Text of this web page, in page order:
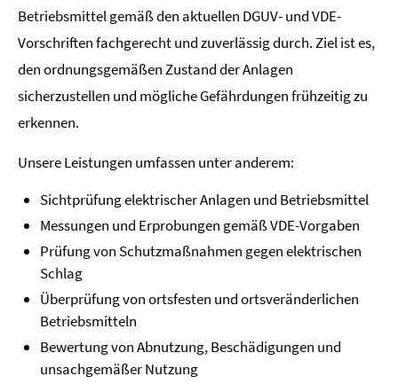
Betriebsmittel gemäß den aktuellen DGUV- und VDE-
Vorschriften fachgerecht und zuverlässig durch. Ziel ist es,
den ordnungsgemäßen Zustand der Anlagen
sicherzustellen und mögliche Gefährdungen frühzeitig zu
erkennen.
Unsere Leistungen umfassen unter anderem:
Sichtprüfung elektrischer Anlagen und Betriebsmittel
Messungen und Erprobungen gemäß VDE-Vorgaben
Prüfung von Schutzmaßnahmen gegen elektrischen
Schlag
Überprüfung von ortsfesten und ortsveränderlichen
Betriebsmitteln
Bewertung von Abnutzung, Beschädigungen und
unsachgemäßer Nutzung